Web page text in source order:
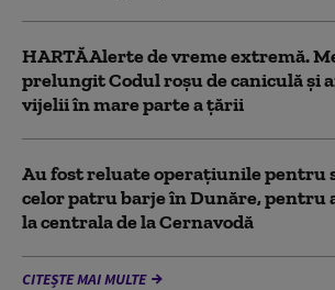
HARTĂ Alerte de vreme extremă.
prelungit Codul roșu de caniculă și
vijelii în mare parte a țării
Au fost reluate operațiunile pentru
celor patru barje în Dunăre, pentru
la centrala de la Cernavodă
CITEȘTE MAI MULTE